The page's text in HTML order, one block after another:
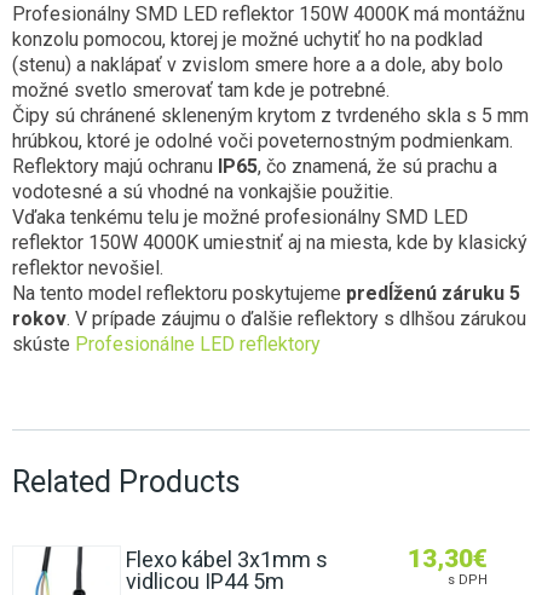
Profesionálny SMD LED reflektor 150W 4000K má montážnu
konzolu pomocou, ktorej je možné uchytiť ho na podklad
(stenu) a naklápať v zvislom smere hore a a dole, aby bolo
možné svetlo smerovať tam kde je potrebné.
Čipy sú chránené skleneným krytom z tvrdeného skla s 5 mm
hrúbkou, ktoré je odolné voči poveternostným podmienkam.
Reflektory majú ochranu IP65, čo znamená, že sú prachu a
vodotesné a sú vhodné na vonkajšie použitie.
Vďaka tenkému telu je možné profesionálny SMD LED
reflektor 150W 4000K umiestniť aj na miesta, kde by klasický
reflektor nevošiel.
Na tento model reflektoru poskytujeme predĺženú záruku 5
rokov. V prípade záujmu o ďalšie reflektory s dlhšou zárukou
skúste Profesionálne LED reflektory
Related Products
Flexo kábel 3x1mm s
vidlicou IP44 5m
13,30€
s DPH